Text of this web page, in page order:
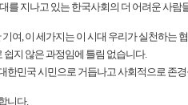
를 지나고 있는 한국사회의 더 어려운 사람
여, 이 세가지는 이 시대 우리가 실천하는
지 않은 과정임에 틀림 없습니다.
민국 시민으로 거듭나고 사회적으로 존
니다.